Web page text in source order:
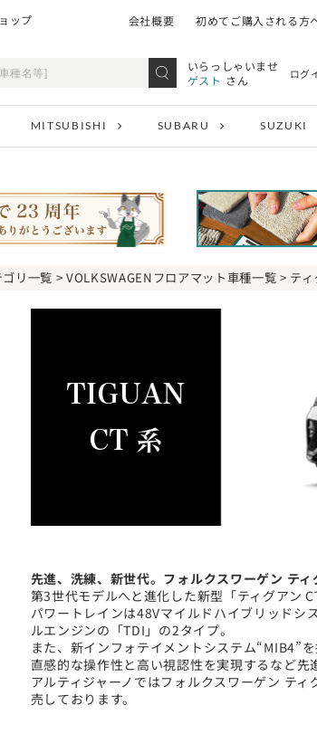
ップ 会社概要 初めてご購入される方
いらっしゃいませ
ゲスト さん ログ
MITSUBISHI SUBARU SUZUKI
ゴリ一覧 > VOLKSWAGENフロアマット車種一覧 > テ
先進、洗練、新世代。フォルクスワーゲン ティ
第3世代モデルへと進化した新型「ティグアン
パワートレインは48Vマイルドハイブリッドシ
ルエンジンの「TDI」の2タイプ。
また、新インフォテイメントシステム“MIB4”
直感的な操作性と高い視認性を実現するなど先
アルティジャーノではフォルクスワーゲン テ
売しております。